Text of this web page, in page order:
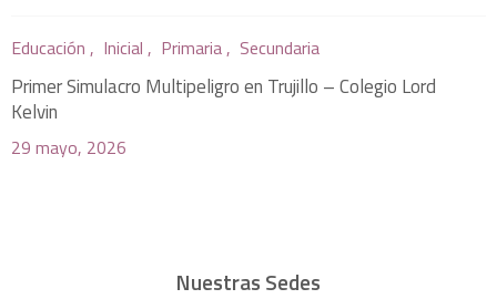
Educación , Inicial , Primaria , Secundaria
Primer Simulacro Multipeligro en Trujillo – Colegio Lord
Kelvin
29 mayo, 2026
Nuestras Sedes